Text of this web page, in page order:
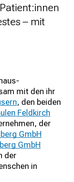
– mit
mit den ihr
, den beiden
Feldkirch
der
GmbH
GmbH
der
in